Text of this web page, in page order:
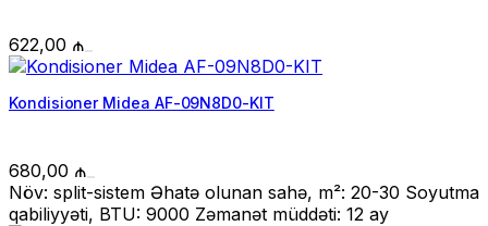
622,00 ₼
Kondisioner Midea AF-09N8D0-KIT
680,00 ₼
Növ: split-sistem Əhatə olunan sahə, m²: 20-30 Soyutma
qabiliyyəti, BTU: 9000 Zəmanət müddəti: 12 ay